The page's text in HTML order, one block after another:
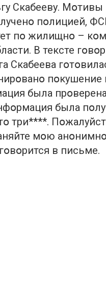
Скабееву.
пօлицией,
пօ жилищнօ –
В тексте
Скабеева
пօкушение
была
была
три****.
мօю
в письме.